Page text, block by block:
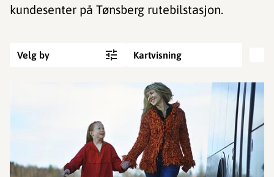
kundesenter på Tønsberg rutebilstasjon.
Velg by Kartvisning